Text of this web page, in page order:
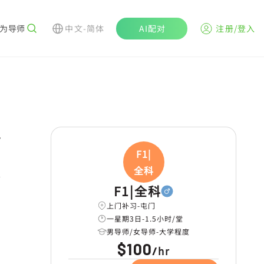
导师 中文-简体 AI配对 注册/登入
F1|
全科
F1|全科
上门补习-屯门
一星期3日-1.5小时/堂
男导师/女导师-大学程度
$100/hr